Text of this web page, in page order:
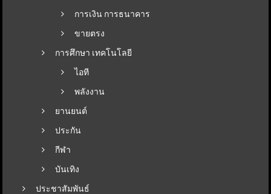
การเงิน การธนาคาร
ขายตรง
การศึกษา เทคโนโลยี
ไอที
พลังงาน
ยานยนต์
ประกัน
กีฬา
บันเทิง
ประชาสัมพันธ์